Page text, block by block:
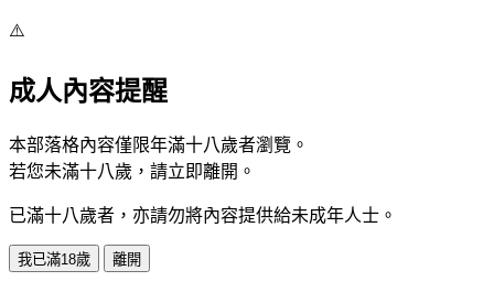
⚠️
成人內容提醒
本部落格內容僅限年滿十八歲者瀏覽。
若您未滿十八歲，請立即離開。
已滿十八歲者，亦請勿將內容提供給未成年人士。
我已滿18歲 離開